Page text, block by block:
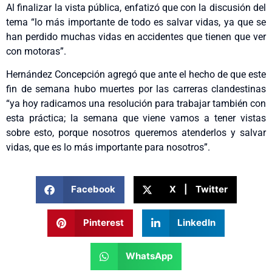
Al finalizar la vista pública, enfatizó que con la discusión del
tema “lo más importante de todo es salvar vidas, ya que se
han perdido muchas vidas en accidentes que tienen que ver
con motoras”.
Hernández Concepción agregó que ante el hecho de que este
fin de semana hubo muertes por las carreras clandestinas
“ya hoy radicamos una resolución para trabajar también con
esta práctica; la semana que viene vamos a tener vistas
sobre esto, porque nosotros queremos atenderlos y salvar
vidas, que es lo más importante para nosotros”.
Facebook X | Twitter
Pinterest LinkedIn
WhatsApp